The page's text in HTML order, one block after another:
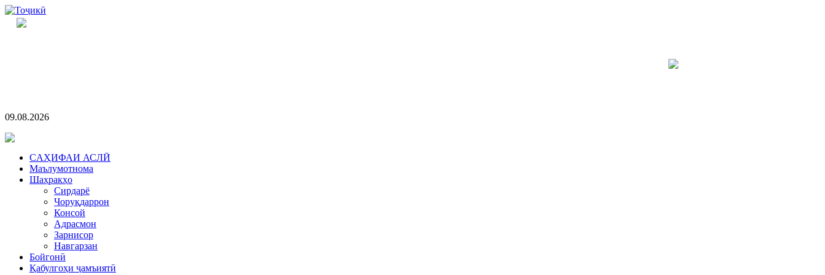
09.08.2026
CАҲИФАИ АСЛӢ
Маълумотнома
Шаҳракҳо
Сирдарё
Чоруқдаррон
Консой
Адрасмон
Зарнисор
Навгарзан
Бойгонӣ
Қабулгоҳи ҷамъиятӣ